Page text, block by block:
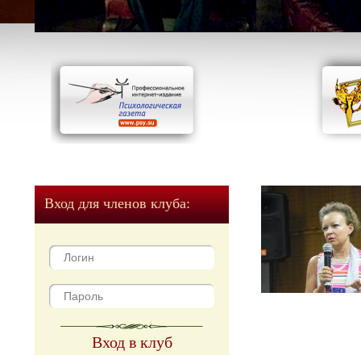
Вход для членов клуба:
Вход в клуб